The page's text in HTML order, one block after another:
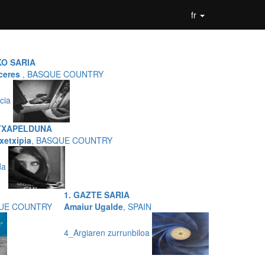
fr
SARIA
, BASQUE COUNTRY
, BASQUE COUNTRY
COUNTRY
1. GAZTE SARIA
Amaiur Ugalde, SPAIN
4_Argiaren zurrunbiloa